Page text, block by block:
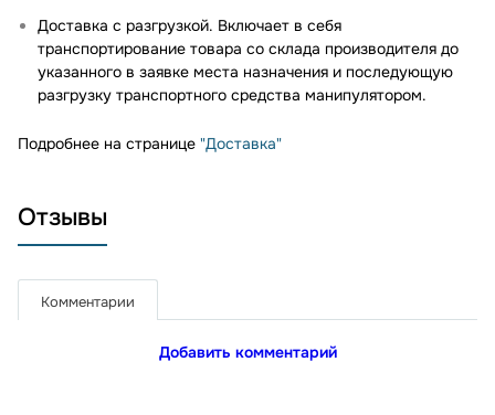
Доставка с разгрузкой. Включает в себя
транспортирование товара со склада производителя до
указанного в заявке места назначения и последующую
разгрузку транспортного средства манипулятором.
Подробнее на странице "Доставка"
Отзывы
Комментарии
Добавить комментарий